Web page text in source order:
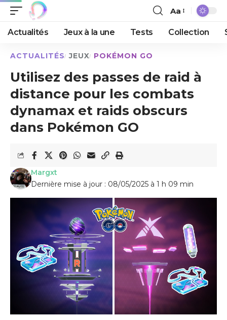
Aa
Actualités Jeux à la une Tests Collection
ACTUALITÉS JEUX POKÉMON GO
Utilisez des passes de raid à
distance pour les combats
dynamax et raids obscurs
dans Pokémon GO
Dernière mise à jour : 08/05/2025 à 1 h 09 min
Margxt